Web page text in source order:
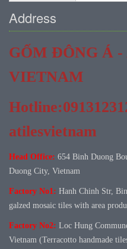
Address
GỐM ĐÔNG Á -
VIETNAM
atilesvietnam
Head Office: 654 Binh Duong
Duong City, Vietnam
Factory No1: Hanh Chinh Str,
galzed mosaic tiles with area
Factory No2: Loc Hung
Vietnam (Terracotto handmade